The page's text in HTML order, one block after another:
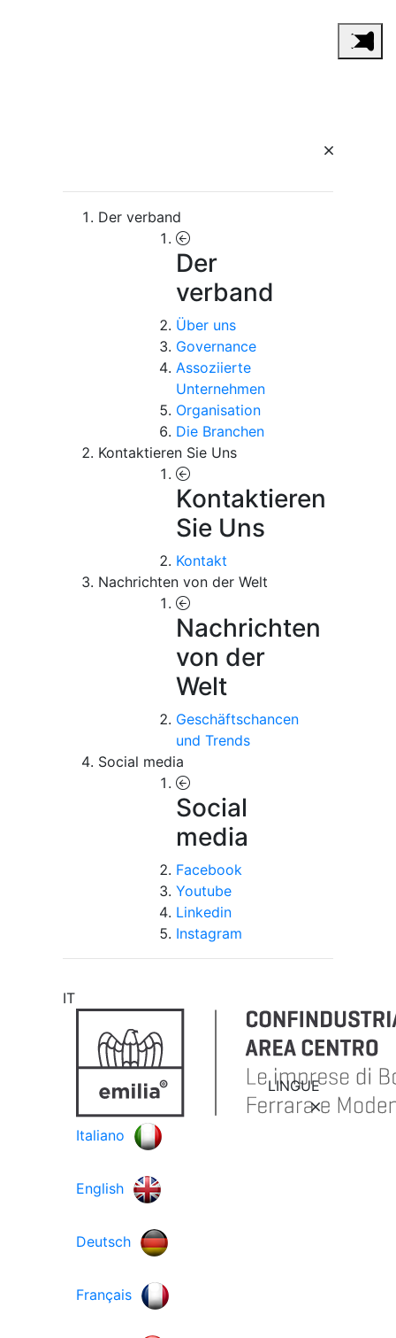
Der verband
Der
verband
Über uns
Governance
Assoziierte
Unternehmen
Organisation
Die Branchen
Kontaktieren Sie Uns
Kontaktieren
Sie Uns
Kontakt
Nachrichten von der Welt
Nachrichten
von der
Welt
Geschäftschancen
und Trends
Social media
Social
media
Facebook
Youtube
Linkedin
Instagram
IT
LINGUE
Italiano
English
Deutsch
Français